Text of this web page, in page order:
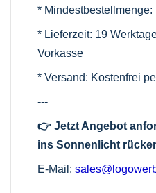
* Mindestbestellmenge:
* Lieferzeit: 19
Vorkasse
* Versand: Kostenfrei
---
👉 Jetzt Angebot
ins Sonnenlicht
E-Mail: